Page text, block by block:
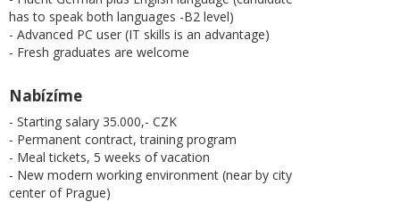
has to speak both languages -B2 level)
- Advanced PC user (IT skills is an advantage)
- Fresh graduates are welcome
Nabízíme
- Starting salary 35.000,- CZK
- Permanent contract, training program
- Meal tickets, 5 weeks of vacation
- New modern working environment (near by city
center of Prague)